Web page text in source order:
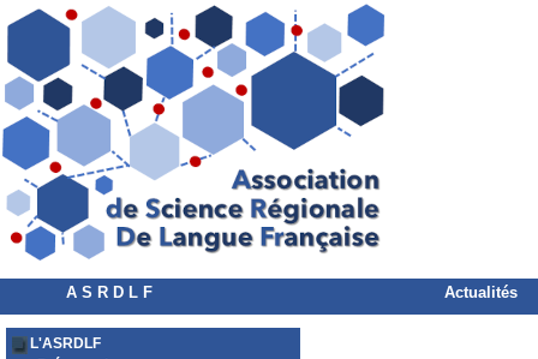
A S R D L F Actualités
L'ASRDLF